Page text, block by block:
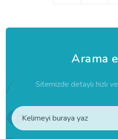
Arama
Sitemizde detaylı hızlı